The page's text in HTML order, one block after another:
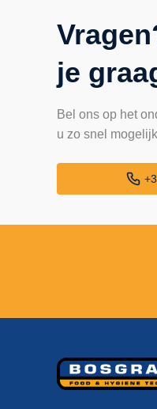
je
Bel ons op het
u zo snel